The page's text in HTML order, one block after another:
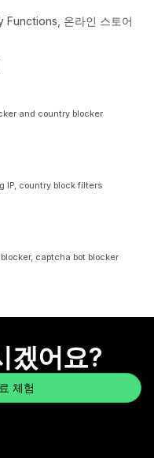
Functions, 온라인 스토어
and country blocker
IP, country block filters
captcha bot blocker
겠어요?
체험